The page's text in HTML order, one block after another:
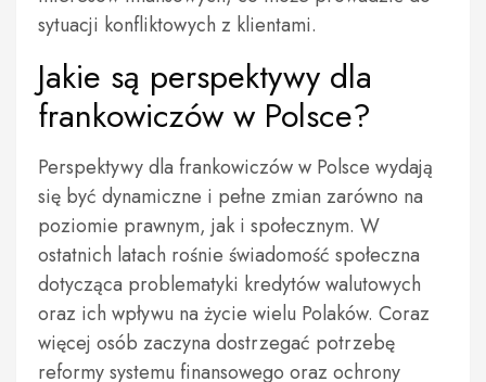
sytuacji konfliktowych z klientami.
Jakie są perspektywy dla
frankowiczów w Polsce?
Perspektywy dla frankowiczów w Polsce wydają
się być dynamiczne i pełne zmian zarówno na
poziomie prawnym, jak i społecznym. W
ostatnich latach rośnie świadomość społeczna
dotycząca problematyki kredytów walutowych
oraz ich wpływu na życie wielu Polaków. Coraz
więcej osób zaczyna dostrzegać potrzebę
reformy systemu finansowego oraz ochrony